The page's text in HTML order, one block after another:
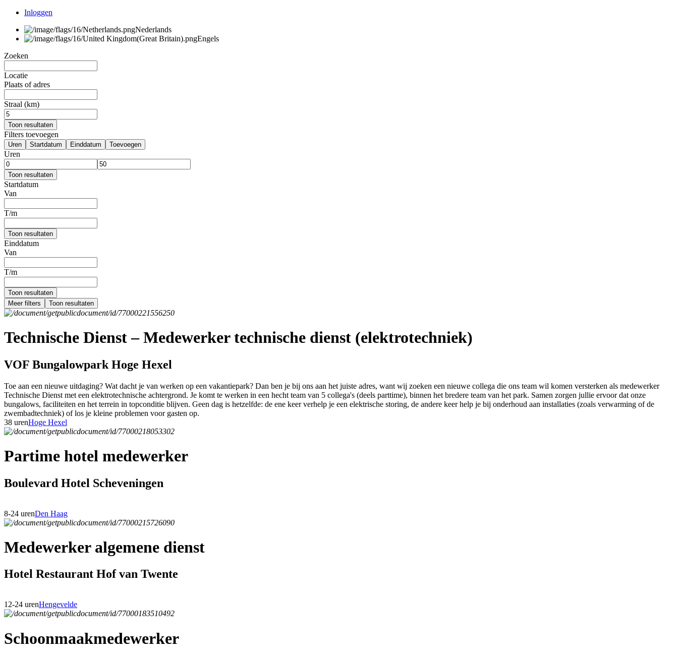
Inloggen
Nederlands
Engels
Zoeken
Locatie
Plaats of adres
Straal (km)
Toon resultaten
Filters toevoegen
Uren Startdatum Einddatum Toevoegen
Uren
Toon resultaten
Startdatum
Van
T/m
Toon resultaten
Einddatum
Van
T/m
Toon resultaten
Meer filters
Toon resultaten
Technische Dienst – Medewerker technische dienst (elektrotechniek)
VOF Bungalowpark Hoge Hexel
Toe aan een nieuwe uitdaging? Wat dacht je van werken op een vakantiepark? Dan ben je bij ons aan het juiste adres, want wij zoeken een nieuwe collega die ons team wil komen versterken als medewerker
Technische Dienst met een elektrotechnische achtergrond. Je komt te werken in een hecht team van 5 collega's (deels parttime), binnen het bredere team van het park. Samen zorgen jullie ervoor dat onze
bungalows, faciliteiten en het terrein in topconditie blijven. Geen dag is hetzelfde: de ene keer verhelp je een elektrische storing, de andere keer help je bij onderhoud aan installaties (zoals verwarming of de
zwembadtechniek) of los je kleine problemen voor gasten op.
38 urenHoge Hexel
Partime hotel medewerker
Boulevard Hotel Scheveningen
8-24 urenDen Haag
Medewerker algemene dienst
Hotel Restaurant Hof van Twente
12-24 urenHengevelde
Schoonmaakmedewerker